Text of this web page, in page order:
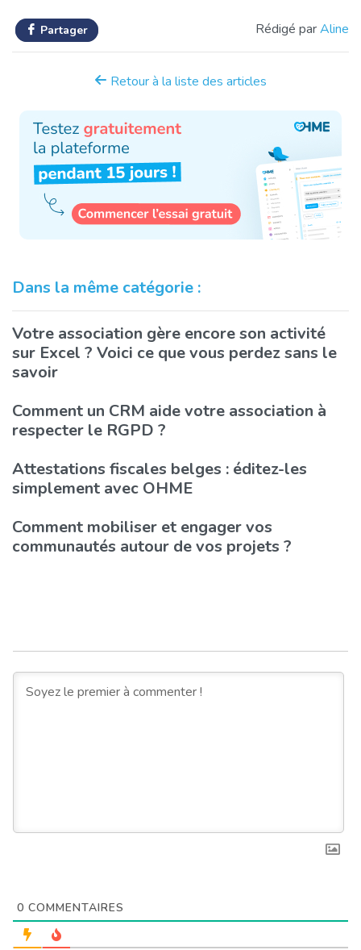
Partager Rédigé parAline
Retour à la liste des articles
Dans la même catégorie :
Votre association gère encore son activité
sur Excel ? Voici ce que vous perdez sans le
savoir
Comment un CRM aide votre association à
respecter le RGPD ?
Attestations fiscales belges : éditez-les
simplement avec OHME
Comment mobiliser et engager vos
communautés autour de vos projets ?
0 COMMENTAIRES